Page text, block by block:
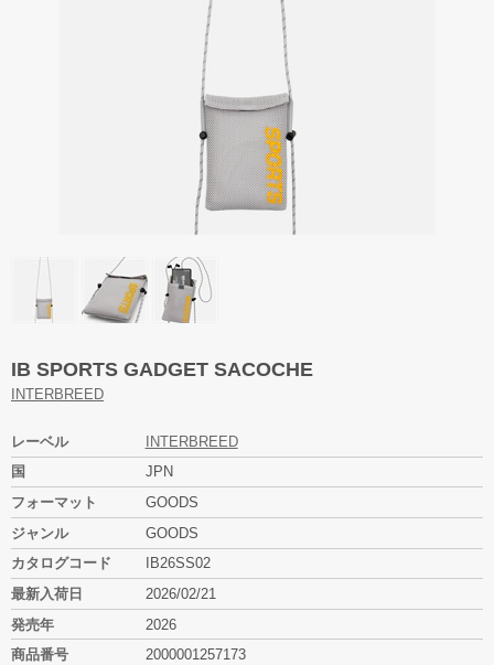
IB SPORTS GADGET SACOCHE
INTERBREED
レーベル
INTERBREED
国
JPN
フォーマット
GOODS
ジャンル
GOODS
カタログコード
IB26SS02
最新入荷日
2026/02/21
発売年
2026
商品番号
2000001257173